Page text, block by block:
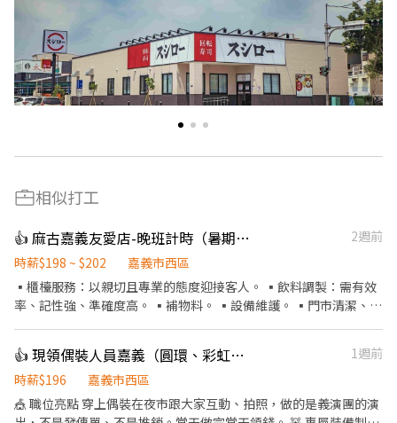
相似打工
👍 麻古嘉義友愛店-晚班計時（暑期勿試）
2週前
時薪$198 ~ $202
嘉義市西區
▪️櫃檯服務：以親切且專業的態度迎接客人。 ▪️飲料調製：需有效
率、記性強、準確度高。 ▪️補物料。 ▪️設備維護。 ▪️門市清潔、環
紅包獎勵。 友善的工作環境是我們的目標 歡迎有熱忱且有禮貌的
您，一起當同事❤️
👍 現領偶裝人員嘉義（圓環、彩虹、朴子、大林等場次)
1週前
時薪$196
嘉義市西區
🎪 職位亮點 穿上偶裝在夜市跟大家互動、拍照，做的是義演團的演